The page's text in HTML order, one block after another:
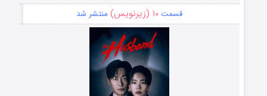
قسمت۱۰ (زیرنویس) منتشر شد